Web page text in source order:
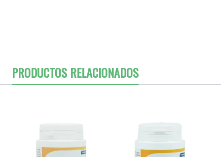
PRODUCTOS RELACIONADOS